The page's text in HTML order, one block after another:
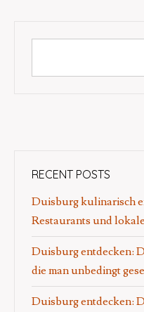
RECENT POSTS
Duisburg kulinarisch
Restaurants und
Duisburg entdecken:
die man unbedingt
Duisburg entdecken: